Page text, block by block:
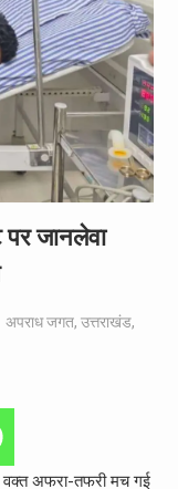
जानलेवा
अपराध जगत, उत्तराखंड,
अफरा-तफरी मच गई